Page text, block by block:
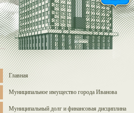
Главная
Муниципальное имущество города Иванова
Муниципальный долг и финансовая дисциплина